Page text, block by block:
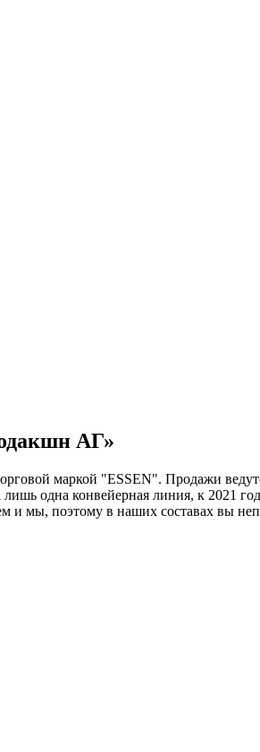
АГ»
маркой "ESSEN". Продажи
одна конвейерная линия, к 2021
и мы, поэтому в наших составах вы